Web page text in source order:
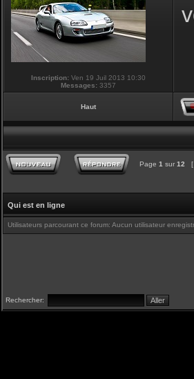
Inscription: Ven 19 Juil 2013 10:30
Messages: 3357
Haut
Page 1 sur 12 [
Qui est en ligne
Utilisateurs parcourant ce forum: Aucun utilisateur
Rechercher: